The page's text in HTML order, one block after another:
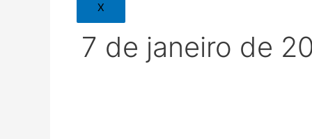
X
7 de janeiro de